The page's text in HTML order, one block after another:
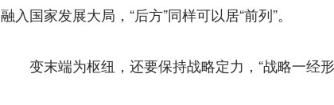
融入国家发展大局，“后方”同样可以居“前列”。
变末端为枢纽，还要保持战略定力，“战略一经形